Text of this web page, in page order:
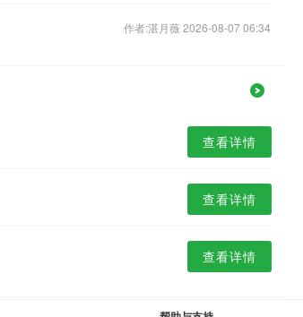
作者:湛月薇 2026-08-07 06:34
查看详情
查看详情
查看详情